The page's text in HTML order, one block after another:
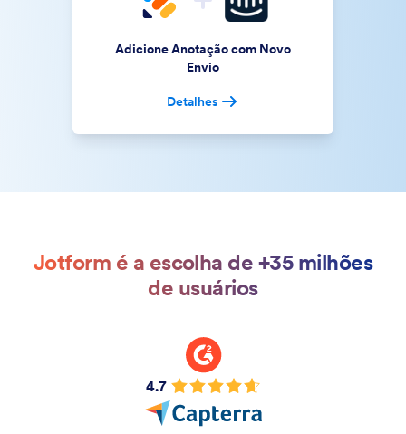
Adicione Anotação com Novo
Envio
Detalhes
Jotform é a escolha de +35 milhões
de usuários
4.7